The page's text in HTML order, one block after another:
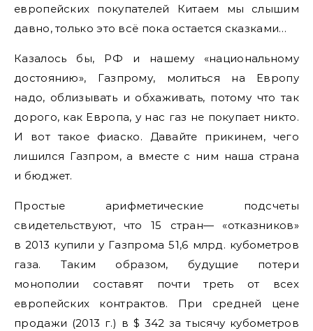
европейских покупателей Китаем мы слышим
давно, только это всё пока остается сказками…
Казалось бы, РФ и нашему «национальному
достоянию», Газпрому, молиться на Европу
надо, облизывать и обхаживать, потому что так
дорого, как Европа, у нас газ не покупает никто.
И вот такое фиаско. Давайте прикинем, чего
лишился Газпром, а вместе с ним наша страна
и бюджет.
Простые арифметические подсчеты
свидетельствуют, что 15 стран— «отказников»
в 2013 купили у Газпрома 51,6 млрд. кубометров
газа. Таким образом, будущие потери
монополии составят почти треть от всех
европейских контрактов. При средней цене
продажи (2013 г.) в $ 342 за тысячу кубометров